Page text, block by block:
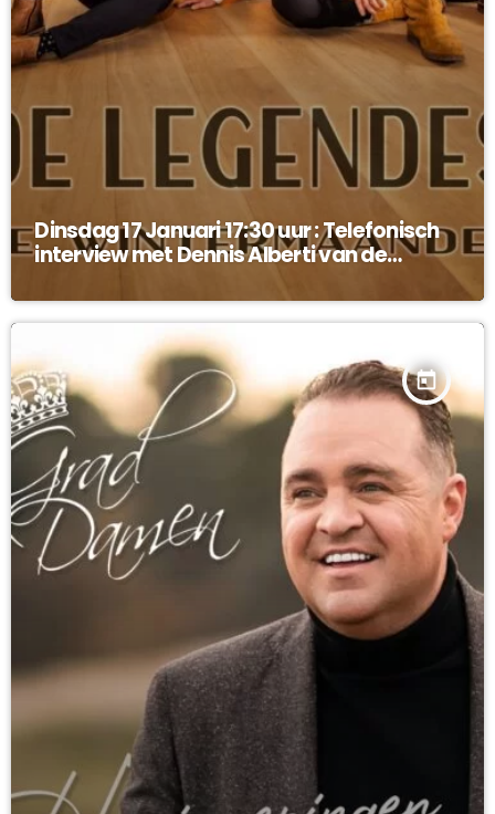
Dinsdag 17 Januari 17:30 uur : Telefonisch
interview met Dennis Alberti van de
today